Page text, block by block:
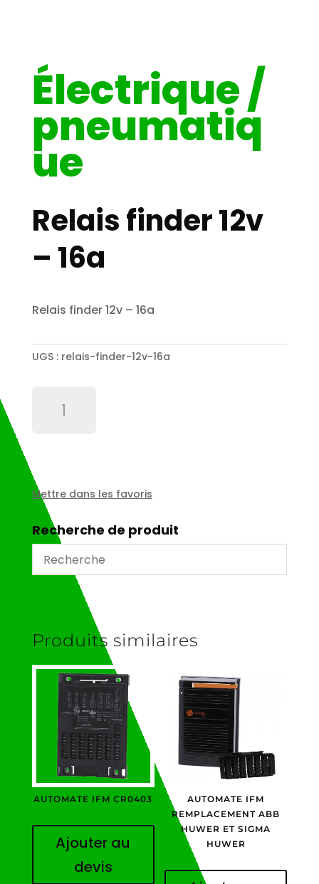
Électrique /
pneumatiq
ue
Relais finder 12v
– 16a
Relais finder 12v – 16a
UGS : relais-finder-12v-16a
-
16a
Mettre dans les favoris
Recherche de produit
Produits similaires
AUTOMATE IFM CR0403
Ajouter au
devis
AUTOMATE IFM
REMPLACEMENT ABB
HUWER ET SIGMA
HUWER